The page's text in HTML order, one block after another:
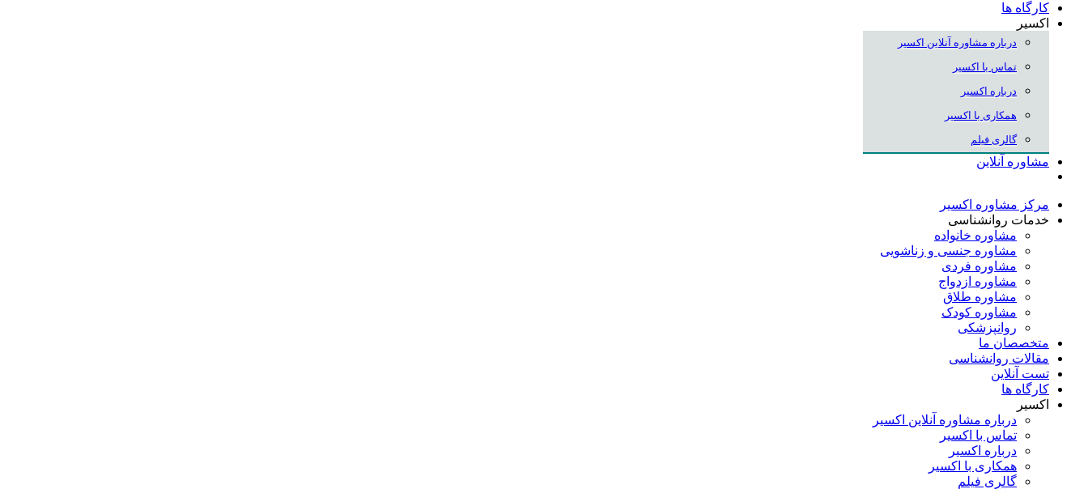
کارگاه ها
اکسیر
درباره مشاوره آنلاین اکسیر
تماس با اکسیر
درباره اکسیر
همکاری با اکسیر
گالری فیلم
مشاوره آنلاین
مرکز مشاوره اکسیر
خدمات روانشناسی
مشاوره خانواده
مشاوره جنسی و زناشویی
مشاوره فردی
مشاوره ازدواج
مشاوره طلاق
مشاوره کودک
روانپزشکی
متخصصان ما
مقالات روانشناسی
تست آنلاین
کارگاه ها
اکسیر
درباره مشاوره آنلاین اکسیر
تماس با اکسیر
درباره اکسیر
همکاری با اکسیر
گالری فیلم